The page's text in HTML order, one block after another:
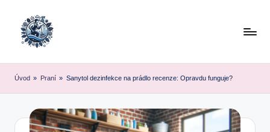
Úvod » Praní » Sanytol dezinfekce na prádlo recenze: Opravdu funguje?